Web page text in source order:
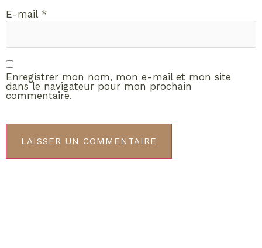
E-mail *
Enregistrer mon nom, mon e-mail et mon site
dans le navigateur pour mon prochain
commentaire.